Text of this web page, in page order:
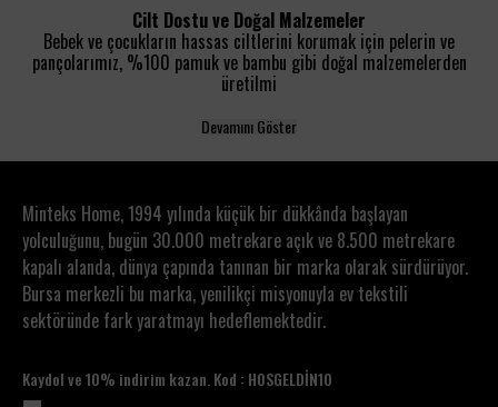
Cilt Dostu ve Doğal Malzemeler
Bebek ve çocukların hassas ciltlerini korumak için pelerin ve
pançolarımız, %100 pamuk ve bambu gibi doğal malzemelerden
üretilmi
Devamını Göster
Minteks Home, 1994 yılında küçük bir dükkânda başlayan
yolculuğunu, bugün 30.000 metrekare açık ve 8.500 metrekare
kapalı alanda, dünya çapında tanınan bir marka olarak sürdürüyor.
Bursa merkezli bu marka, yenilikçi misyonuyla ev tekstili
sektöründe fark yaratmayı hedeflemektedir.
Kaydol ve 10% indirim kazan. Kod : HOSGELDİN10